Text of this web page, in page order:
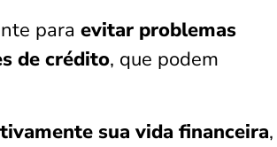
para evitar problemas
de crédito, que podem
sua vida financeira,